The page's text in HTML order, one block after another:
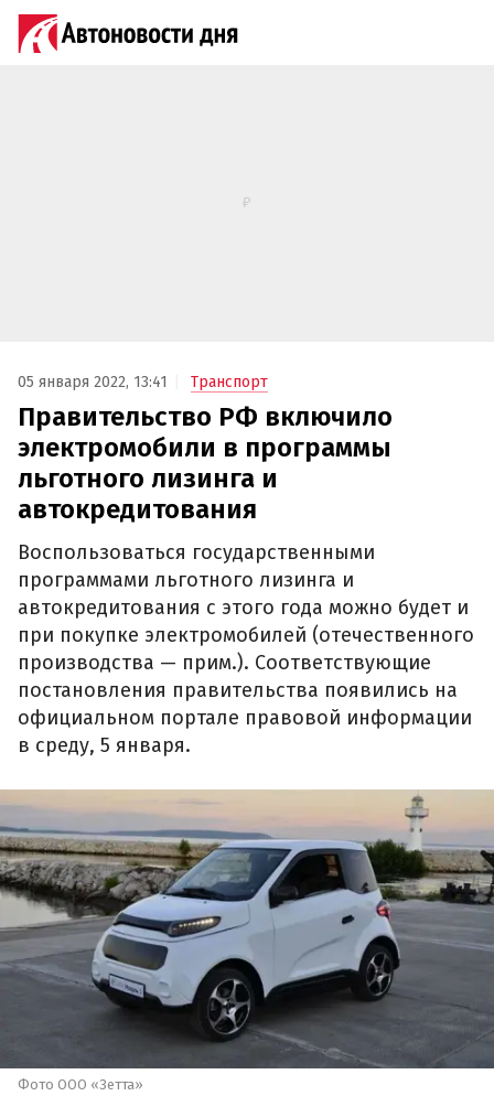
05 января 2022, 13:41 Транспорт
Правительство РФ включило
электромобили в программы
льготного лизинга и
автокредитования
Воспользоваться государственными
программами льготного лизинга и
автокредитования с этого года можно будет и
при покупке электромобилей (отечественного
производства — прим.). Соответствующие
постановления правительства появились на
официальном портале правовой информации
в среду, 5 января.
Фото ООО «Зетта»